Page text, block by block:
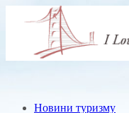
Новини туризму